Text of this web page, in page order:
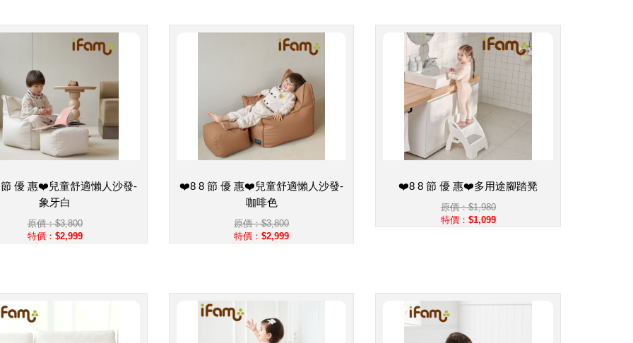
優 惠❤️兒童舒適懶人沙發-
象牙白
原價：$3,800
特價：$2,999
❤️8 8 節 優 惠❤️兒童舒適懶人沙發-
咖啡色
原價：$3,800
特價：$2,999
❤️8 8 節 優 惠❤️多用途腳踏凳
原價：$1,980
特價：$1,099